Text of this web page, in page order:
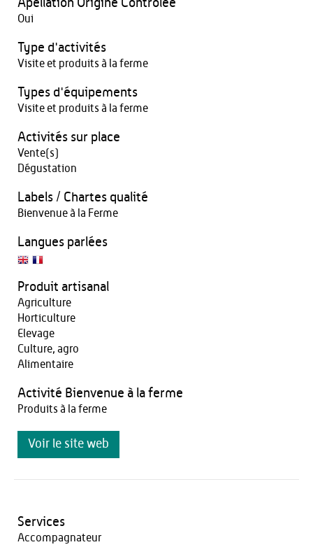
Apellation Origine Contrôlée
Oui
Type d'activités
Visite et produits à la ferme
Types d'équipements
Visite et produits à la ferme
Activités sur place
Vente(s)
Dégustation
Labels / Chartes qualité
Bienvenue à la Ferme
Langues parlées
Produit artisanal
Agriculture
Horticulture
Elevage
Culture, agro
Alimentaire
Activité Bienvenue à la ferme
Produits à la ferme
Voir le site web
Services
Accompagnateur